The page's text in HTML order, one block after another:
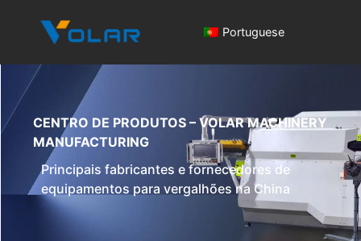
Portuguese
CENTRO DE PRODUTOS – VOLAR MACHINERY
MANUFACTURING
Principais fabricantes e fornecedores de
equipamentos para vergalhões na China